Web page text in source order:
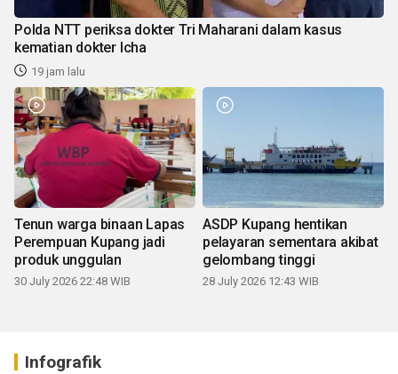
Polda NTT periksa dokter Tri Maharani dalam kasus
kematian dokter Icha
19 jam lalu
Tenun warga binaan Lapas
Perempuan Kupang jadi
produk unggulan
30 July 2026 22:48 WIB
ASDP Kupang hentikan
pelayaran sementara akibat
gelombang tinggi
28 July 2026 12:43 WIB
Infografik